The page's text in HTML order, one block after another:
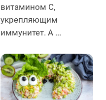
витамином С,
укрепляющим
иммунитет. А ...